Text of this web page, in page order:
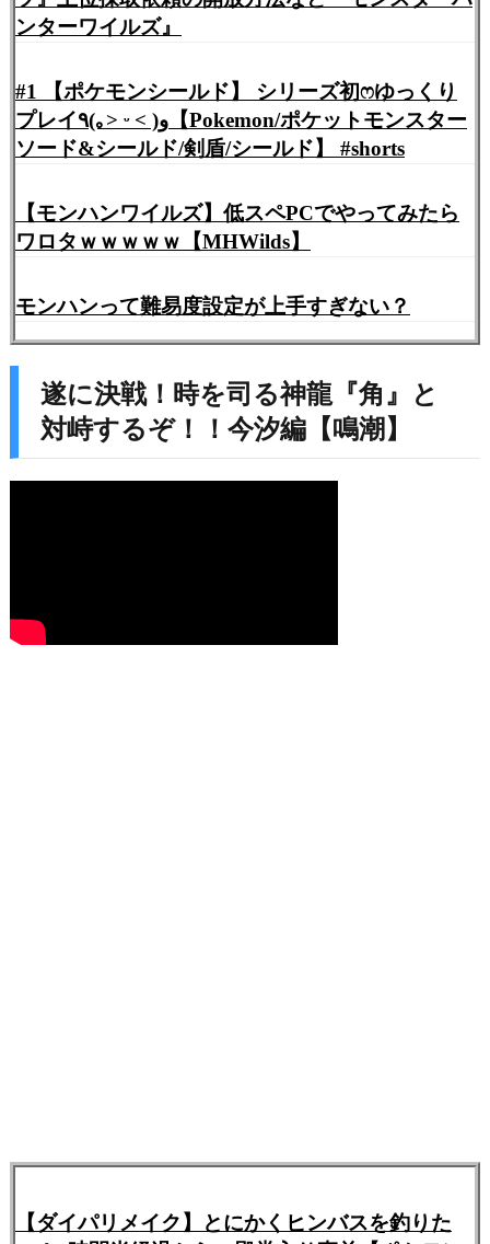
ンターワイルズ』
#1 【ポケモンシールド】 シリーズ初ෆゆっくり
プレイ٩(｡˃ ᵕ ˂ )و【Pokemon/ポケットモンスター
ソード&シールド/剣盾/シールド】 #shorts
【モンハンワイルズ】低スペPCでやってみたら
ワロタｗｗｗｗｗ【MHWilds】
モンハンって難易度設定が上手すぎない？
遂に決戦！時を司る神龍『角』と
対峙するぞ！！今汐編【鳴潮】
【ダイパリメイク】とにかくヒンバスを釣りた